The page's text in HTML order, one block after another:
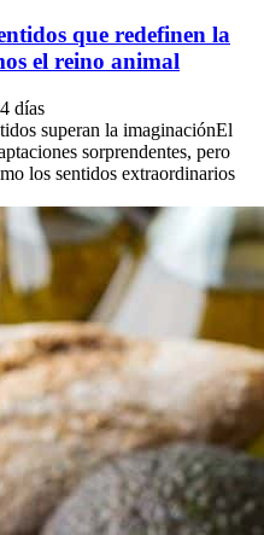
que redefinen la
el reino animal
días
superan la imaginaciónEl
sorprendentes, pero
los sentidos extraordinarios